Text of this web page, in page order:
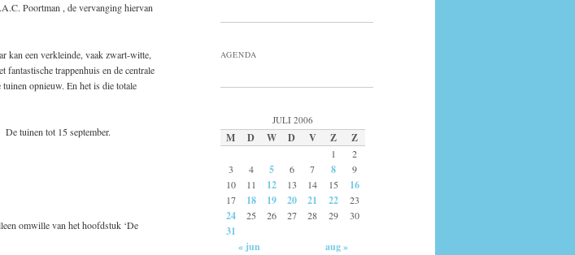
Poortman , de vervanging hiervan
kan een verkleinde, vaak zwart-witte,
fantastische trappenhuis en de centrale
opnieuw. En het is die totale
tuinen tot 15 september.
omwille van het hoofdstuk ‘De
AGENDA
JULI 2006
M D W D V Z Z
1
2
3
4 5 6 7 8
9
10
11 12 13 14 15 16
17 18 19 20 21 22 23
24 25 26 27 28 29 30
31
« jun
aug »